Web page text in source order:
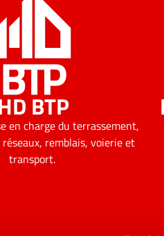
BTP
en charge du terrassement,
remblais, voierie et
transport.